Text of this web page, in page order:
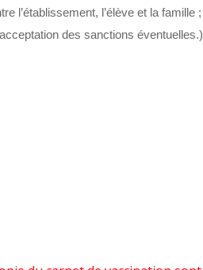
l’établissement, l’élève et la
des sanctions éventuelles.)